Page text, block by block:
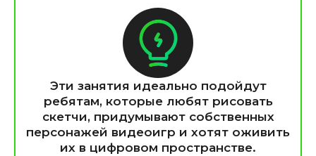
Эти занятия идеально подойдут
ребятам, которые любят рисовать
скетчи, придумывают собственных
персонажей видеоигр и хотят оживить
их в цифровом пространстве.